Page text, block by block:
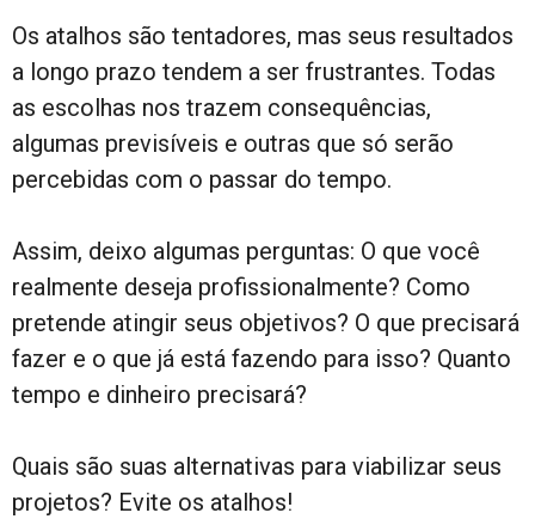
Os atalhos são tentadores, mas seus resultados
a longo prazo tendem a ser frustrantes. Todas
as escolhas nos trazem consequências,
algumas previsíveis e outras que só serão
percebidas com o passar do tempo.
Assim, deixo algumas perguntas: O que você
realmente deseja profissionalmente? Como
pretende atingir seus objetivos? O que precisará
fazer e o que já está fazendo para isso? Quanto
tempo e dinheiro precisará?
Quais são suas alternativas para viabilizar seus
projetos? Evite os atalhos!